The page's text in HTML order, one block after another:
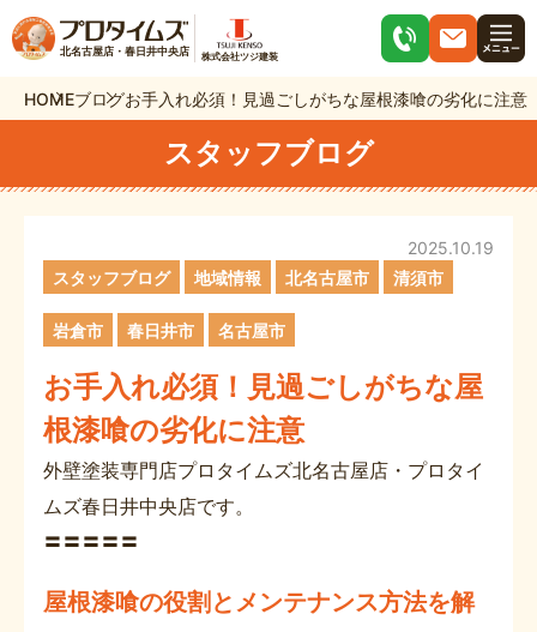
北名古屋店・春日井中央店 株式会社ツジ建装
HOMEブログお手入れ必須！見過ごしがちな屋根漆喰の劣化に注意
スタッフブログ
お手入れ必須！見過ごしがちな屋
根漆喰の劣化に注意
2025.10.19
スタッフブログ
地域情報 北名古屋市 清須市
岩倉市 春日井市 名古屋市
外壁塗装専門店プロタイムズ北名古屋店・プロタイ
ムズ春日井中央店です。
〓〓〓〓〓
屋根漆喰の役割とメンテナンス方法を解